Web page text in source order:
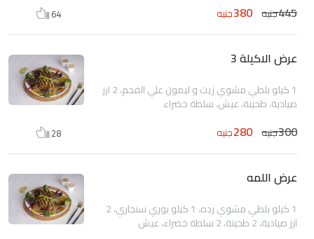
445جنيه 380جنيه 64
عرض الاكيلة 3
1 كيلو بلطي مشوي زيت و ليمون علي الفحم، 2 ارز
صيادية، طحينة، عيش، سلطة خضراء
300جنيه 280جنيه 28
عرض اللمه
1 كيلو بلطي مشوي رده، 1 كيلو بوري سنجاري، 2
ارز صيادية، 2 طحينة، 2 سلطة خضراء، عيش